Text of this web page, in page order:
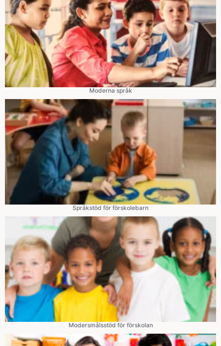
Moderna språk
Språkstöd för förskolebarn
Modersmålsstöd för förskolan